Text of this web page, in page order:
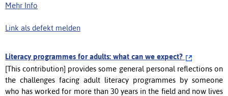
Mehr Info
Link als defekt melden
Literacy programmes for adults: what can we expect?
[This contribution] provides some general personal reflections on
the challenges facing adult literacy programmes by someone
who has worked for more than 30 years in the field and now lives